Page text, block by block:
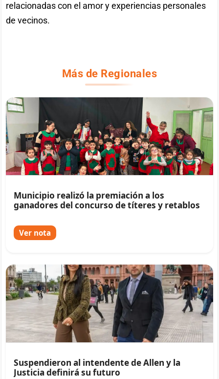
relacionadas con el amor y experiencias personales
de vecinos.
Más de Regionales
Municipio realizó la premiación a los
ganadores del concurso de títeres y retablos
Ver nota
Suspendieron al intendente de Allen y la
Justicia definirá su futuro